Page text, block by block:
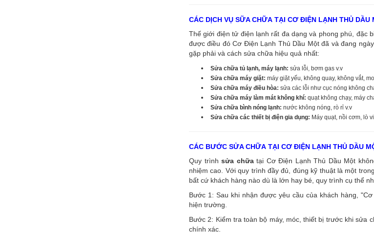
CÁC DỊCH VỤ SỮA CHỮA TẠI CƠ ĐIỆN LẠNH THỦ DẦU
Thế giới điện tử điện lạnh rất đa dạng và phong phú, đặc
được điều đó Cơ Điện Lạnh Thủ Dầu Một đã và đang
gặp phải và cách sửa chữa hiệu quả nhất:
Sửa chữa tủ lạnh, máy lạnh: sửa lỗi, bơm gas v.v
Sửa chữa máy giặt: máy giặt yếu, không quay, không vắt,
Sửa chữa máy điều hòa: sửa các lỗi như cục nóng không
Sửa chữa máy làm mát không khí: quạt không chạy, máy
Sửa chữa bình nóng lạnh: nước không nóng, rò rỉ v.v
Sửa chữa các thiết bị điện gia dụng: Máy quạt, nồi cơm, lò
CÁC BƯỚC SỬA CHỮA TẠI CƠ ĐIỆN LẠNH THỦ DẦU
Quy trình sửa chữa tại Cơ Điện Lạnh Thủ Dầu Một
nhiệm cao. Với quy trình đầy đủ, đúng kỹ thuật là một
bất cứ khách hàng nào dù là lớn hay bé, quy trình cụ thể
Bước 1: Sau khi nhận được yêu cầu của khách hàng,
hiện trường.
Bước 2: Kiểm tra toàn bộ máy, móc, thiết bị trước khi sửa
chính xác.